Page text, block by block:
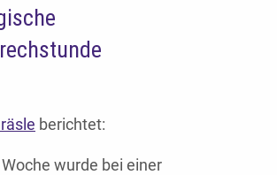
berichtet:
wurde bei einer